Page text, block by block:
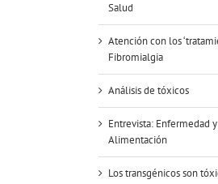
Salud
Atención con los
Fibromialgia
Análisis de tóxicos
Entrevista: Enfermedad y
Alimentación
Los transgénicos son